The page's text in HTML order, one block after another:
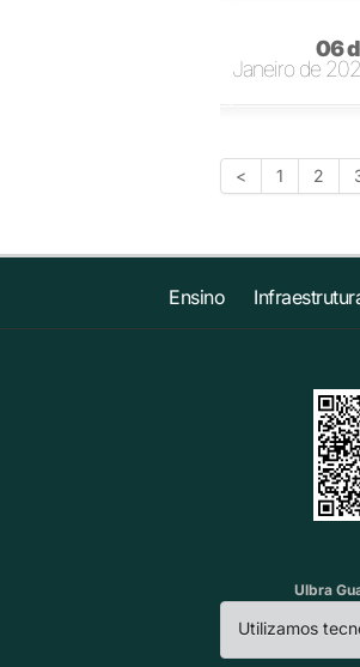
06
Janeiro de
< 1 2
Ensino
Ulbra
Utilizamos